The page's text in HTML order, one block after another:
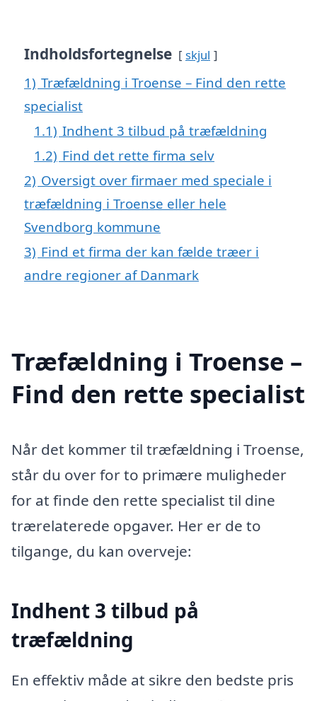
Indholdsfortegnelse skjul
1) Træfældning i Troense – Find den rette
specialist
1.1) Indhent 3 tilbud på træfældning
1.2) Find det rette firma selv
2) Oversigt over firmaer med speciale i
træfældning i Troense eller hele
Svendborg kommune
3) Find et firma der kan fælde træer i
andre regioner af Danmark
Træfældning i Troense –
Find den rette specialist
Når det kommer til træfældning i Troense,
står du over for to primære muligheder
for at finde den rette specialist til dine
trærelaterede opgaver. Her er de to
tilgange, du kan overveje:
Indhent 3 tilbud på
træfældning
En effektiv måde at sikre den bedste pris